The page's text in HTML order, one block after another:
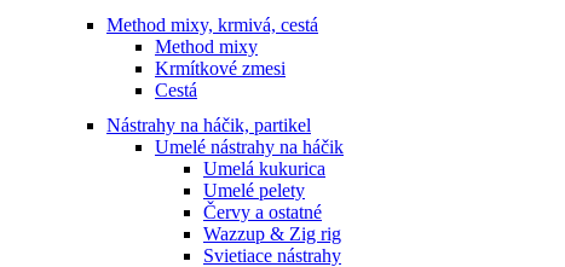
Method mixy, krmivá, cestá
Method mixy
Krmítkové zmesi
Cestá
Nástrahy na háčik, partikel
Umelé nástrahy na háčik
Umelá kukurica
Umelé pelety
Červy a ostatné
Wazzup & Zig rig
Svietiace nástrahy